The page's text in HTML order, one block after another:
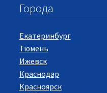
Города
Екатеринбург
Тюмень
Ижевск
Краснодар
Красноярск